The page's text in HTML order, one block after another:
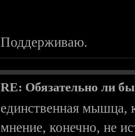
Поддерживаю.
RE: Обязательно ли
единственная мышца,
мнение, конечно, не